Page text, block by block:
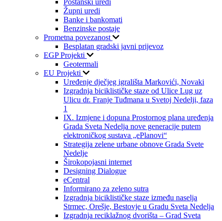
Župni uredi
Banke i bankomati
Benzinske postaje
Prometna povezanost
Besplatan gradski javni prijevoz
EGP Projekti
Geotermali
EU Projekti
Uređenje dječjeg igrališta Markovići, Novaki
Izgradnja biciklističke staze od Ulice Lug uz
Ulicu dr. Franje Tuđmana u Svetoj Nedelji, faza
1
IX. Izmjene i dopuna Prostornog plana uređenja
Grada Sveta Nedelja nove generacije putem
elektroničkog sustava „ePlanovi“
Strategija zelene urbane obnove Grada Svete
Nedelje
Širokopojasni internet
Designing Dialogue
eCentral
Informirano za zeleno sutra
Izgradnja biciklističke staze između naselja
Strmec, Orešje, Bestovje u Gradu Sveta Nedelja
Izgradnja reciklažnog dvorišta – Grad Sveta